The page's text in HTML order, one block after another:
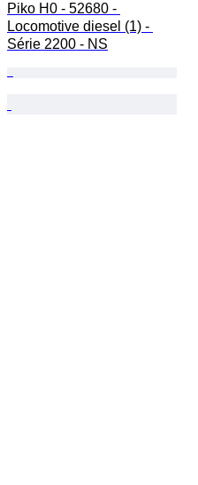
Piko H0 - 52680 -
Locomotive diesel (1) -
Série 2200 - NS